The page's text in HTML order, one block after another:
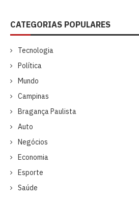
CATEGORIAS POPULARES
Tecnologia
Política
Mundo
Campinas
Bragança Paulista
Auto
Negócios
Economia
Esporte
Saúde